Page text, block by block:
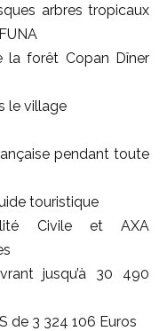
arbres tropicaux
la forêt Copan Dîner
le village
pendant toute
touristique
Civile et AXA
jusqu’à 30 490
de 3 324 106 Euros